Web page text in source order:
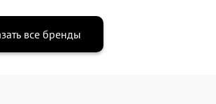
все бренды